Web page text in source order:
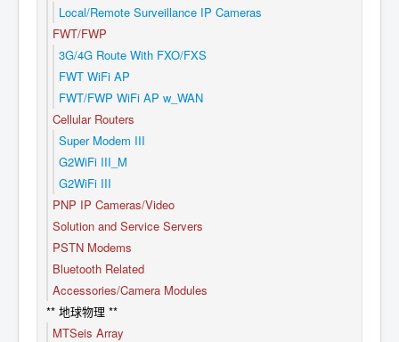
Local/Remote Surveillance IP Cameras
FWT/FWP
3G/4G Route With FXO/FXS
FWT WiFi AP
FWT/FWP WiFi AP w_WAN
Cellular Routers
Super Modem III
G2WiFi III_M
G2WiFi III
PNP IP Cameras/Video
Solution and Service Servers
PSTN Modems
Bluetooth Related
Accessories/Camera Modules
** 地球物理 **
MTSeis Array